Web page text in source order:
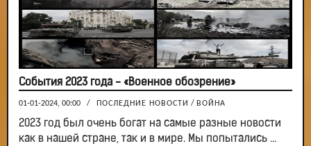
События 2023 года - «Военное обозрение»
01-01-2024, 00:00 / ПОСЛЕДНИЕ НОВОСТИ / ВОЙНА
2023 год был очень богат на самые разные новости
как в нашей стране, так и в мире. Мы попытались ...